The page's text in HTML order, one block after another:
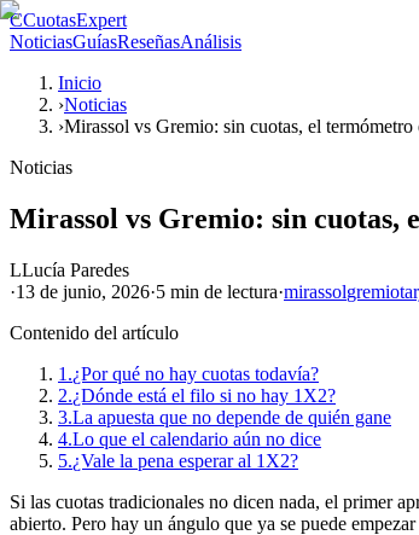
CCuotasExpert
NoticiasGuíasReseñasAnálisis
Inicio
›Noticias
›Mirassol vs Gremio: sin cuotas, el termómetro
Noticias
Mirassol vs Gremio: sin cuotas,
LLucía Paredes
·13 de junio, 2026·5 min de lectura·mirassolgremio
Contenido del artículo
1.¿Por qué no hay cuotas todavía?
2.¿Dónde está el filo si no hay 1X2?
3.La apuesta que no depende de quién gane
4.Lo que el calendario aún no dice
5.¿Vale la pena esperar al 1X2?
Si las cuotas tradicionales no dicen nada, el primer
abierto. Pero hay un ángulo que ya se puede